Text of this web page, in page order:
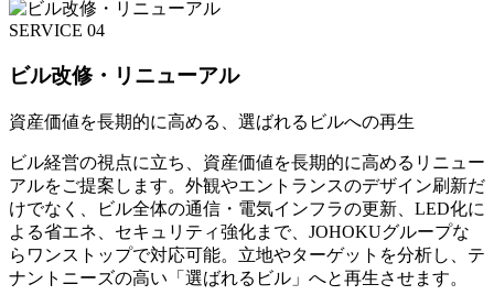
SERVICE 04
ビル改修・リニューアル
資産価値を長期的に高める、選ばれるビルへの再生
ビル経営の視点に立ち、資産価値を長期的に高めるリニュー
アルをご提案します。外観やエントランスのデザイン刷新だ
けでなく、ビル全体の通信・電気インフラの更新、LED化に
よる省エネ、セキュリティ強化まで、JOHOKUグループな
らワンストップで対応可能。立地やターゲットを分析し、テ
ナントニーズの高い「選ばれるビル」へと再生させます。